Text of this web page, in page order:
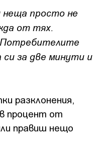
неща просто не
от тях.
Потребителите
за две минути и
разклонения,
процент от
правиш нещо